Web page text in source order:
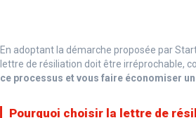
En adoptant la démarche proposée par
lettre de résiliation doit être irréprochable,
ce processus et vous faire économiser
Pourquoi choisir la lettre de